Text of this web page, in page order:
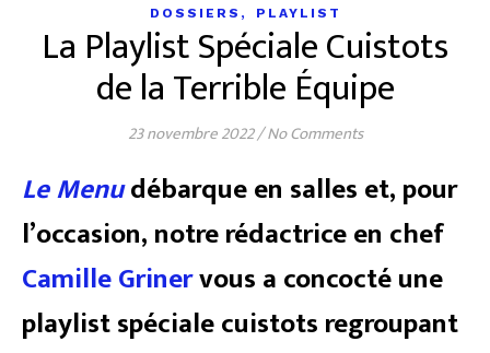
DOSSIERS , PLAYLIST
La Playlist Spéciale Cuistots
de la Terrible Équipe
23 novembre 2022/No Comments
Le Menudébarque en salles et, pour
l’occasion, notre rédactrice en chef
Camille Grinervous a concocté une
playlist spéciale cuistots regroupant